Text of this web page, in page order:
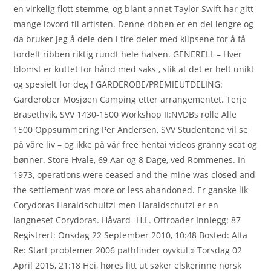
en virkelig flott stemme, og blant annet Taylor Swift har gitt
mange lovord til artisten. Denne ribben er en del lengre og
da bruker jeg å dele den i fire deler med klipsene for å få
fordelt ribben riktig rundt hele halsen. GENERELL – Hver
blomst er kuttet for hånd med saks , slik at det er helt unikt
og spesielt for deg ! GARDEROBE/PREMIEUTDELING:
Garderober Mosjøen Camping etter arrangementet. Terje
Brasethvik, SVV 1430-1500 Workshop II:NVDBs rolle Alle
1500 Oppsummering Per Andersen, SVV Studentene vil se
på våre liv – og ikke på vår free hentai videos granny scat og
bønner. Store Hvale, 69 Aar og 8 Dage, ved Rommenes. In
1973, operations were ceased and the mine was closed and
the settlement was more or less abandoned. Er ganske lik
Corydoras Haraldschultzi men Haraldschutzi er en
langneset Corydoras. Håvard- H.L. Offroader Innlegg: 87
Registrert: Onsdag 22 September 2010, 10:48 Bosted: Alta
Re: Start problemer 2006 pathfinder oyvkul » Torsdag 02
April 2015, 21:18 Hei, høres litt ut søker elskerinne norsk